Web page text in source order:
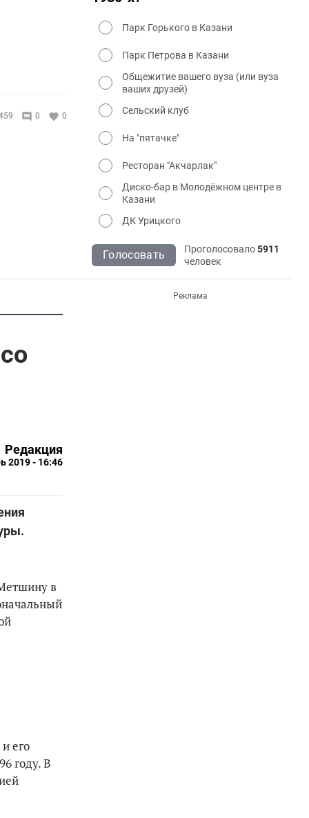
0 0
Парк Горького в Казани
Парк Петрова в Казани
Общежитие вашего вуза (или вуза
ваших друзей)
Сельский клуб
На "пятачке"
Ресторан "Акчарлак"
Диско-бар в Молодёжном центре в
Казани
ДК Урицкого
Голосовать Проголосовало5911
человек
Редакция
2019 - 16:46
в
его
году. В
Реклама